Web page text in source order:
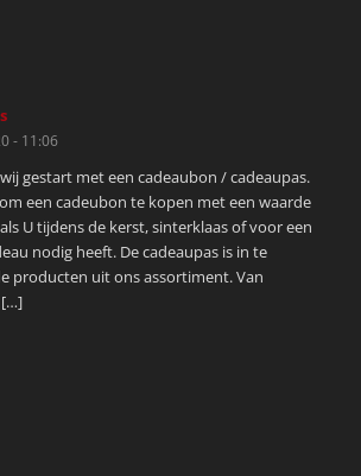
- 11:06
gestart met een cadeaubon / cadeaupas.
een cadeubon te kopen met een waarde
U tijdens de kerst, sinterklaas of voor een
nodig heeft. De cadeaupas is in te
producten uit ons assortiment. Van
[…]